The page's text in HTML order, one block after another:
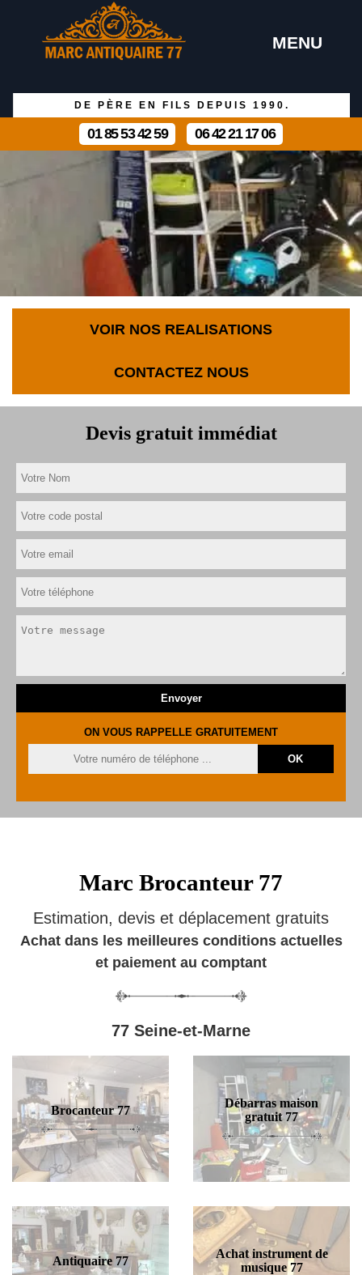
MENU
DE PÈRE EN FILS DEPUIS 1990.
01 85 53 42 59 06 42 21 17 06
VOIR NOS REALISATIONS
CONTACTEZ NOUS
Devis gratuit immédiat
ON VOUS RAPPELLE GRATUITEMENT
Marc Brocanteur 77
Estimation, devis et déplacement gratuits
Achat dans les meilleures conditions actuelles
et paiement au comptant
77 Seine-et-Marne
Brocanteur 77
Débarras maison
gratuit 77
Antiquaire 77
Achat instrument de
musique 77